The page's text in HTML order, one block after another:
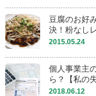
豆腐のお好
決！粉なし
2015.05.24
個人事業主
ら？【私の
2018.06.12